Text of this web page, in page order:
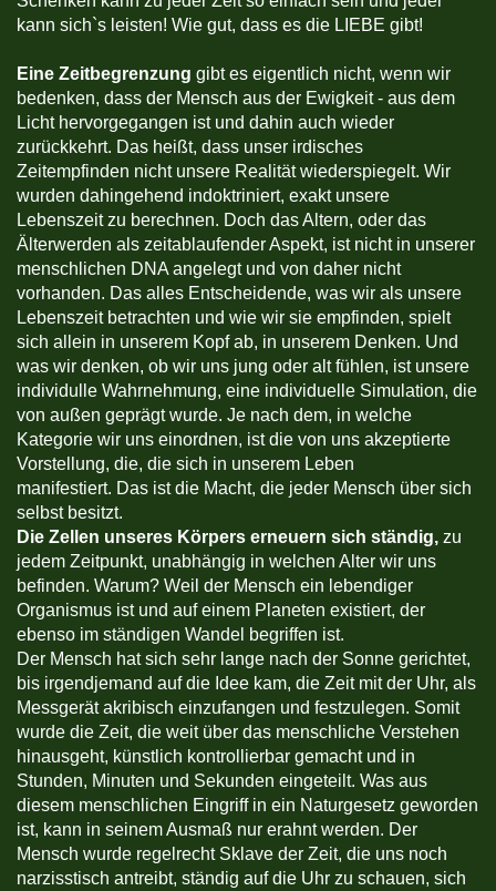
kann sich`s leisten! Wie gut, dass es die LIEBE gibt!
Eine Zeitbegrenzung gibt es eigentlich nicht, wenn wir
bedenken, dass der Mensch aus der Ewigkeit - aus dem
Licht hervorgegangen ist und dahin auch wieder
zurückkehrt. Das heißt, dass unser irdisches
Zeitempfinden nicht unsere Realität wiederspiegelt. Wir
wurden dahingehend indoktriniert, exakt unsere
Lebenszeit zu berechnen. Doch das Altern, oder das
Älterwerden als zeitablaufender Aspekt, ist nicht in unserer
menschlichen DNA angelegt und von daher nicht
vorhanden. Das alles Entscheidende, was wir als unsere
Lebenszeit betrachten und wie wir sie empfinden, spielt
sich allein in unserem Kopf ab, in unserem Denken. Und
was wir denken, ob wir uns jung oder alt fühlen, ist unsere
individulle Wahrnehmung, eine individuelle Simulation, die
von außen geprägt wurde. Je nach dem, in welche
Kategorie wir uns einordnen, ist die von uns akzeptierte
Vorstellung, die, die sich in unserem Leben
manifestiert. Das ist die Macht, die jeder Mensch über sich
selbst besitzt.
Die Zellen unseres Körpers erneuern sich ständig, zu
jedem Zeitpunkt, unabhängig in welchen Alter wir uns
befinden. Warum? Weil der Mensch ein lebendiger
Organismus ist und auf einem Planeten existiert, der
ebenso im ständigen Wandel begriffen ist.
Der Mensch hat sich sehr lange nach der Sonne gerichtet,
bis irgendjemand auf die Idee kam, die Zeit mit der Uhr, als
Messgerät akribisch einzufangen und festzulegen. Somit
wurde die Zeit, die weit über das menschliche Verstehen
hinausgeht, künstlich kontrollierbar gemacht und in
Stunden, Minuten und Sekunden eingeteilt. Was aus
diesem menschlichen Eingriff in ein Naturgesetz geworden
ist, kann in seinem Ausmaß nur erahnt werden. Der
Mensch wurde regelrecht Sklave der Zeit, die uns noch
narzisstisch antreibt, ständig auf die Uhr zu schauen, sich